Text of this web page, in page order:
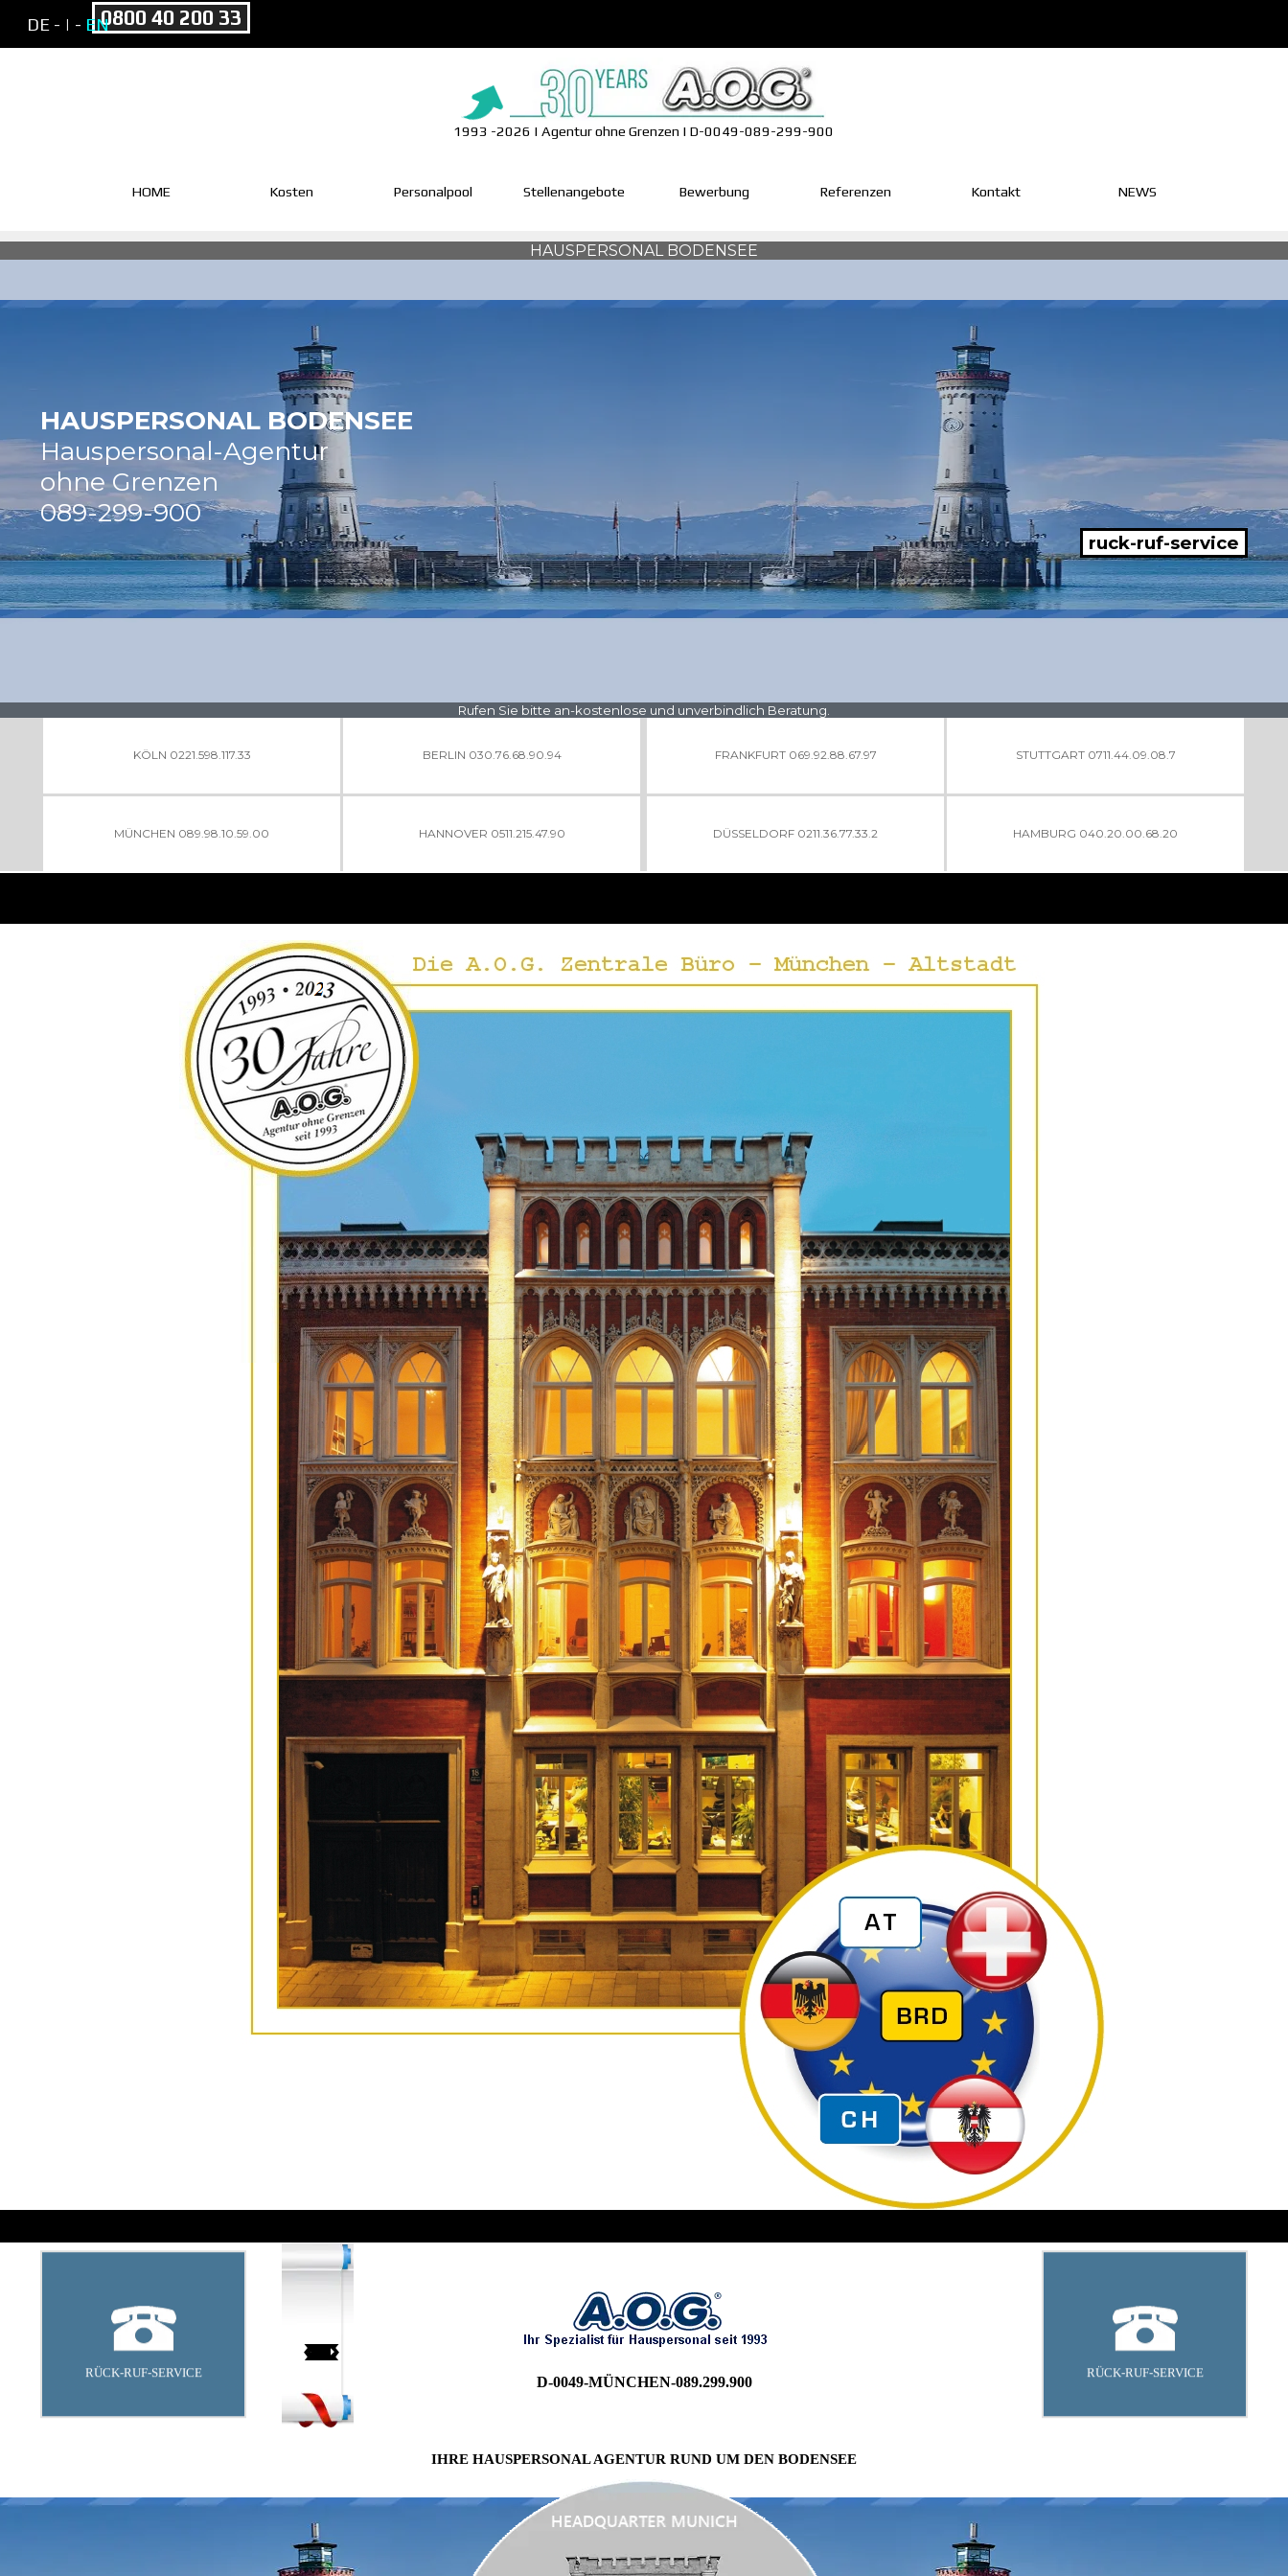
Direkt zum Seiteninhalt
DE - | - EN0800 40 200 33
1993 -2026 | Agentur ohne Grenzen | D-0049-089-299-900
HOME
Kosten ▼
Personalpool Stellenangebote Bewerbung Referenzen ▼
Kontakt ▼
NEWS
HAUSPERSONAL BODENSEE
HAUSPERSONAL BODENSEE
Hauspersonal-Agentur
ohne Grenzen
089-299-900
ruck-ruf-service
Rufen Sie bitte an-kostenlose und unverbindlich Beratung.
KÖLN 0221.598.117.33
MÜNCHEN 089.98.10.59.00
BERLIN 030.76.68.90.94
HANNOVER 0511.215.47.90
FRANKFURT 069.92.88.67.97
DÜSSELDORF 0211.36.77.33.2
STUTTGART 0711.44.09.08.7
HAMBURG 040.20.00.68.20
RÜCK-RUF-SERVICE D-0049-MÜNCHEN-089.299.900 RÜCK-RUF-SERVICE
IHRE HAUSPERSONAL AGENTUR RUND UM DEN BODENSEE